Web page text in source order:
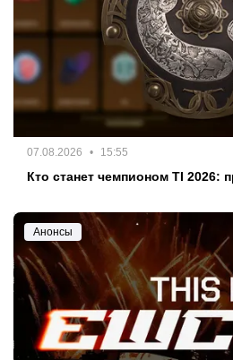
07.08.2026 15:55
Кто станет чемпионом TI 2026:
Анонсы